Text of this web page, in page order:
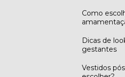
Como
Dicas de
gestantes
Vestidos